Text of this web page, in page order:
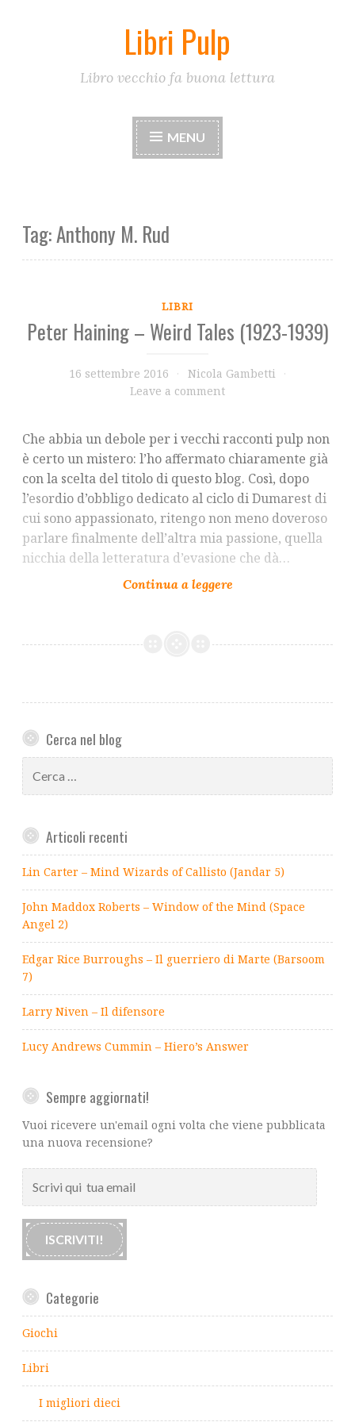
Libri Pulp
Libro vecchio fa buona lettura
MENU
Tag:Anthony M. Rud
LIBRI
Peter Haining – Weird Tales (1923-1939)
16 settembre 2016
Nicola Gambetti
Leave a comment
Che abbia un debole per i vecchi racconti pulp non
è certo un mistero: l’ho affermato chiaramente già
con la scelta del titolo di questo blog. Così, dopo
l’esordio d’obbligo dedicato al ciclo di Dumarest di
cui sono appassionato, ritengo non meno doveroso
parlare finalmente dell’altra mia passione, quella
nicchia della letteratura d’evasione che dà…
Cerca nel blog
per:
Articoli recenti
Lin Carter – Mind Wizards of Callisto (Jandar 5)
John Maddox Roberts – Window of the Mind (Space
Angel 2)
Edgar Rice Burroughs – Il guerriero di Marte (Barsoom
7)
Larry Niven – Il difensore
Lucy Andrews Cummin – Hiero’s Answer
Sempre aggiornati!
Vuoi ricevere un'email ogni volta che viene pubblicata
una nuova recensione?
qui
tua
email
ISCRIVITI!
Categorie
Giochi
Libri
I migliori dieci